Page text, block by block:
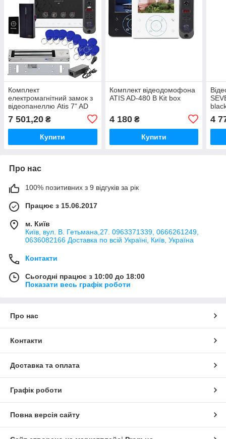
Комплект
електромагнітний замок з
відеопанеллю Atis 7" AD
7 501,20 ₴
Купити
Комплект відеодомофона
ATIS AD-480 B Kit box
4 180₴
Купити
4
Про нас
100% позитивних з 9 відгуків за рік
Працює з 15.06.2017
м. Київ
Київ, вул. В. Гетьмана,27. 0963371339, 0666261249,
0636082166 Доставка по всій Україні, Київ, Україна
Контакти
Сьогодні працює з 10:00 до 18:00
Показати весь графік роботи
Про нас
Контакти
Доставка та оплата
Графік роботи
Повна версія сайту